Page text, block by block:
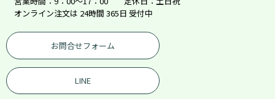
オンライン注文は 24時間 365日 受付中
お問合せフォーム
LINE